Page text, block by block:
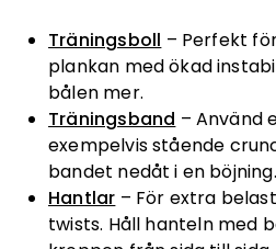
Träningsboll – Perfekt
plankan med ökad
bålen mer.
Träningsband – Använd
exempelvis stående
bandet nedåt i en böjning.
Hantlar – För extra
twists. Håll hanteln med